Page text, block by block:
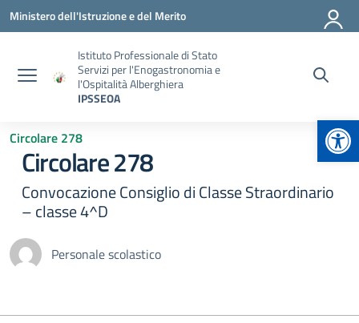
Vai ai contenuti
Vai al menu di navigazione
Vai al footer
Ministero dell'Istruzione e del Merito
Istituto Professionale di Stato
Servizi per l'Enogastronomia e
l'Ospitalità Alberghiera
IPSSEOA
Circolare 278
Circolare 278
Convocazione Consiglio di Classe Straordinario
– classe 4^D
Personale scolastico